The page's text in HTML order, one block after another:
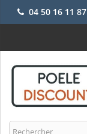
04 50 16 11 87